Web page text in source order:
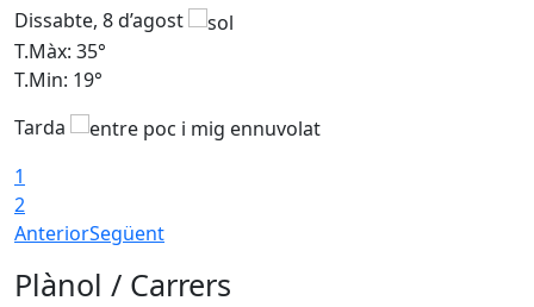
Dissabte, 8 d’agost
T.Màx: 35°
T.Min: 19°
Tarda
1
2
AnteriorSegüent
Plànol / Carrers